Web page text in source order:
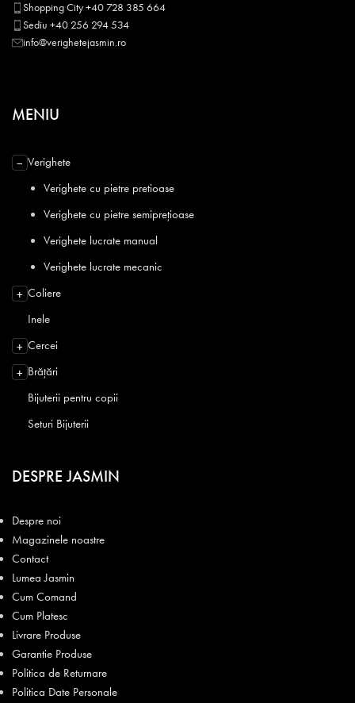
Shopping City +40 728 385 664
Sediu +40 256 294 534
info@verighetejasmin.ro
MENIU
− Verighete
Verighete cu pietre pretioase
Verighete cu pietre semiprețioase
Verighete lucrate manual
Verighete lucrate mecanic
+ Coliere
Inele
+ Cercei
+ Brățări
Bijuterii pentru copii
Seturi Bijuterii
DESPRE JASMIN
Despre noi
Magazinele noastre
Contact
Lumea Jasmin
Cum Comand
Cum Platesc
Livrare Produse
Garantie Produse
Politica de Returnare
Politica Date Personale